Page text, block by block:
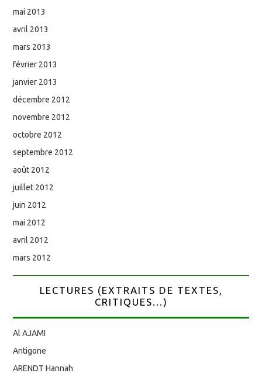
mai 2013
avril 2013
mars 2013
février 2013
janvier 2013
décembre 2012
novembre 2012
octobre 2012
septembre 2012
août 2012
juillet 2012
juin 2012
mai 2012
avril 2012
mars 2012
LECTURES (EXTRAITS DE TEXTES,
CRITIQUES...)
Al AJAMI
Antigone
ARENDT Hannah